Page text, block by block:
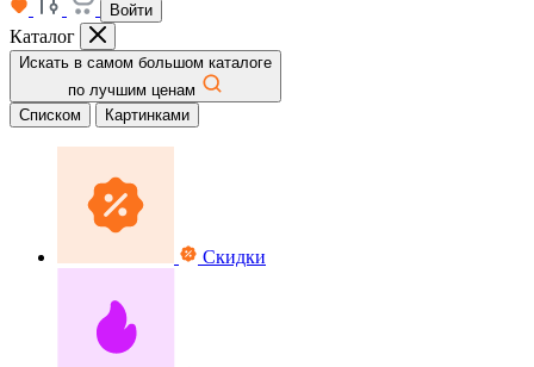
Войти
Каталог
Искать в самом большом каталоге
по лучшим ценам
Списком
Картинками
Скидки